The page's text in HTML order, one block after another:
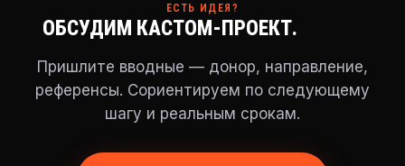
ЕСТЬ ИДЕЯ?
ОБСУДИМ КАСТОМ-ПРОЕКТ.
Пришлите вводные — донор, направление,
референсы. Сориентируем по следующему
шагу и реальным срокам.